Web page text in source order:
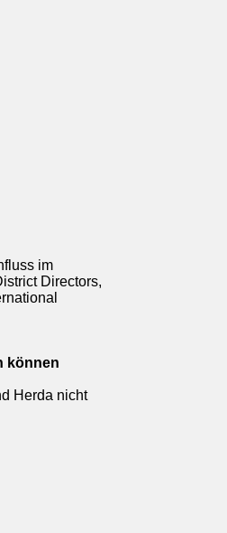
im
Directors,
können
Herda nicht